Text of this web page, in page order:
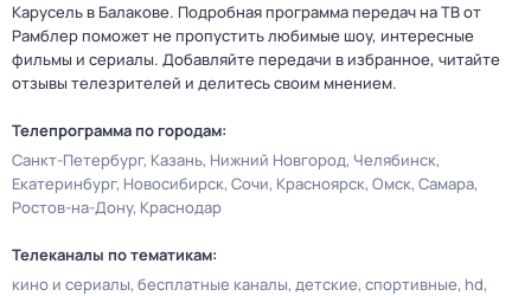
Карусель в Балакове. Подробная программа передач на ТВ от
Рамблер поможет не пропустить любимые шоу, интересные
фильмы и сериалы. Добавляйте передачи в избранное, читайте
отзывы телезрителей и делитесь своим мнением.
Телепрограмма по городам:
Санкт-Петербург Казань Нижний Новгород Челябинск
Екатеринбург Новосибирск Сочи Красноярск Омск Самара
Ростов-на-Дону Краснодар
Телеканалы по тематикам:
кино и сериалы бесплатные каналы детские спортивные hd